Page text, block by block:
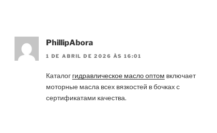
PhillipAbora
1 DE ABRIL DE 2026 ÀS 16:01
Каталог гидравлическое масло оптом включает
моторные масла всех вязкостей в бочках с
сертификатами качества.